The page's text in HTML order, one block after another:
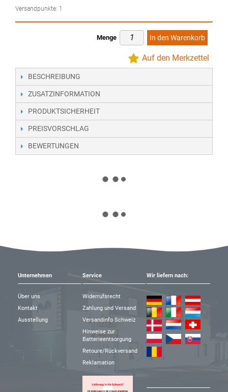
Versandpunkte: 1
Menge In den Warenkorb
Auf den Merkzettel
BESCHREIBUNG
ZUSATZINFORMATION
PRODUKTSICHERHEIT
PREISVORSCHLAG
BEWERTUNGEN
Unternehmen
Über uns
Kontakt
Ausstellung
Service
Widerrufsrecht
Zahlung und Versand
Versandinfo Schweiz
Hinweise zur
Batterieentsorgung
Retoure/Rückversand
Reklamation
Wir liefern nach: